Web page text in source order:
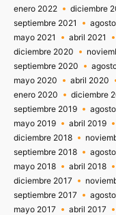
enero 2022
diciembre
septiembre 2021
mayo 2021
abril 2021
diciembre 2020
septiembre 2020
mayo 2020
abril 2020
enero 2020
diciembre
septiembre 2019
mayo 2019
abril 2019
diciembre 2018
septiembre 2018
mayo 2018
abril 2018
diciembre 2017
septiembre 2017
mayo 2017
abril 2017